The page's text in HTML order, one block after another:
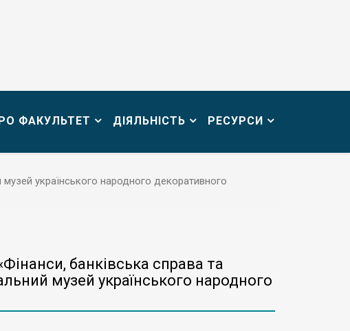
ФАКУЛЬТЕТ ДІЯЛЬНІСТЬ РЕСУРСИ
музей українського народного декоративного
банківська справа та
музей українського народного